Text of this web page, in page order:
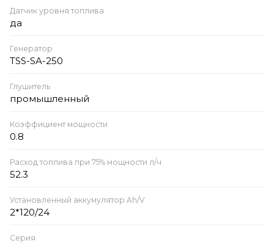
Датчик уровня топлива
да
Генератор
TSS-SA-250
Глушитель
промышленный
Коэффициент мощности
0.8
Расход топлива при 75% мощности л/ч
52.3
Установленный аккумулятор Ah/V
2*120/24
Серия